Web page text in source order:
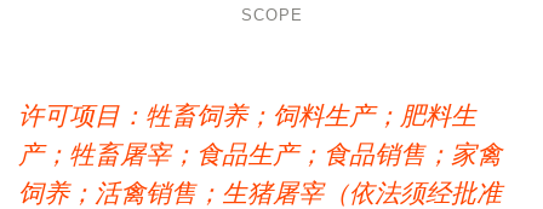
SCOPE
许可项目：牲畜饲养；饲料生产；肥料生
产；牲畜屠宰；食品生产；食品销售；家禽
饲养；活禽销售；生猪屠宰（依法须经批准